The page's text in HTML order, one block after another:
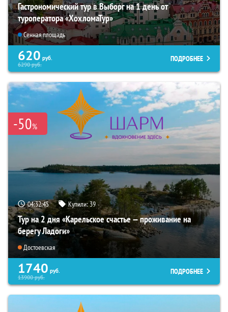
Гастрономический тур в Выборг на 1 день от
туроператора «ХохломаТур»
Сенная площадь
620 руб.
6290руб.
ПОДРОБНЕЕ
-50%
04:32:44 Купили:39
Тур на 2 дня «Карельское счастье — проживание на
берегу Ладоги»
Достоевская
1740 руб.
13900руб.
ПОДРОБНЕЕ